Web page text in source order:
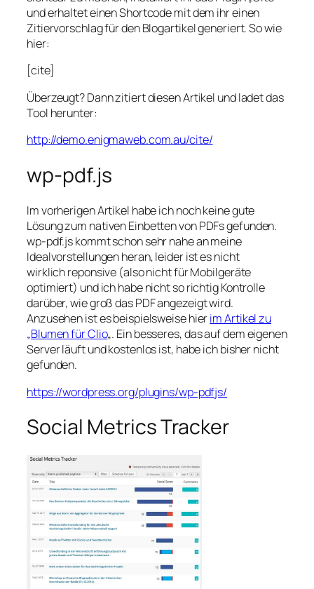
und erhaltet einen Shortcode mit dem ihr einen
Zitiervorschlag für den Blogartikel generiert. So wie
hier:
[cite]
Überzeugt? Dann zitiert diesen Artikel und ladet das
Tool herunter:
http://demo.enigmaweb.com.au/cite/
wp-pdf.js
Im vorherigen Artikel habe ich noch keine gute
Lösung zum nativen Einbetten von PDFs gefunden.
wp-pdf.js kommt schon sehr nahe an meine
Idealvorstellungen heran, leider ist es nicht
wirklich reponsive (also nicht für Mobilgeräte
optimiert) und ich habe nicht so richtig Kontrolle
darüber, wie groß das PDF angezeigt wird.
Anzusehen ist es beispielsweise hierim Artikel zu
„Blumen für Clio„. Ein besseres, das auf dem eigenen
Server läuft und kostenlos ist, habe ich bisher nicht
gefunden.
https://wordpress.org/plugins/wp-pdfjs/
Social Metrics Tracker